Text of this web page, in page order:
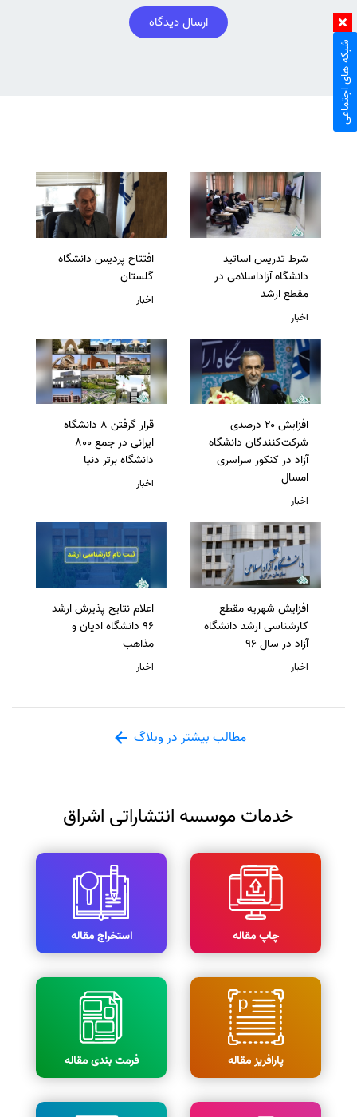
ارسال دیدگاه
شرط تدریس اساتید
دانشگاه آزاداسلامی در
مقطع ارشد
اخبار
افتتاح پردیس دانشگاه
گلستان
اخبار
افزایش ۲۰ درصدی
شرکت‌کنندگان دانشگاه
آزاد در کنکور سراسری
امسال
اخبار
قرار گرفتن 8 دانشگاه
ایرانی در جمع 800
دانشگاه برتر دنیا
اخبار
افزایش شهریه مقطع
کارشناسی ارشد دانشگاه
آزاد در سال 96
اخبار
اعلام نتایج پذیرش ارشد
96 دانشگاه ادیان و
مذاهب
اخبار
مطالب بیشتر در وبلاگ
خدمات موسسه انتشاراتی اشراق
چاپ مقاله استخراج مقاله
پارافریز مقاله فرمت بندی مقاله
شبکه های اجتماعی